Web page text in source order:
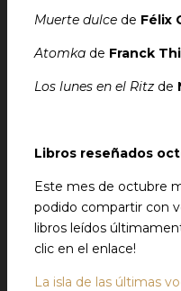
Muerte dulce de Félix
Atomka de Franck
Los lunes en el Ritzde
Libros reseñados
Este mes de octubre
podido compartir con
libros leídos
clic en el enlace!
La isla de las últimas